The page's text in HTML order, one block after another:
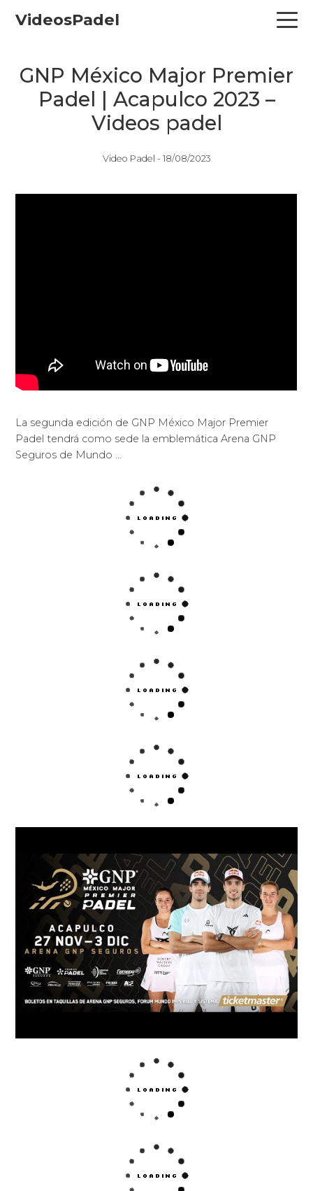
VideosPadel
GNP México Major Premier
Padel | Acapulco 2023 –
Videos padel
Video Padel - 18/08/2023
La segunda edición de GNP México Major Premier
Padel tendrá como sede la emblemática Arena GNP
Seguros de Mundo …